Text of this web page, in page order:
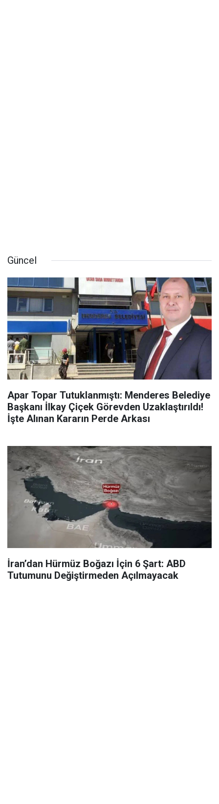
Güncel
Apar Topar Tutuklanmıştı: Menderes Belediye
Başkanı İlkay Çiçek Görevden Uzaklaştırıldı!
İşte Alınan Kararın Perde Arkası
İran’dan Hürmüz Boğazı İçin 6 Şart: ABD
Tutumunu Değiştirmeden Açılmayacak